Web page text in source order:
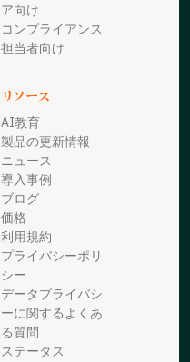
ア向け
コンプライアンス
担当者向け
リソース
AI教育
製品の更新情報
ニュース
導入事例
ブログ
価格
利用規約
プライバシーポリ
シー
データプライバシ
ーに関するよくあ
る質問
ステータス